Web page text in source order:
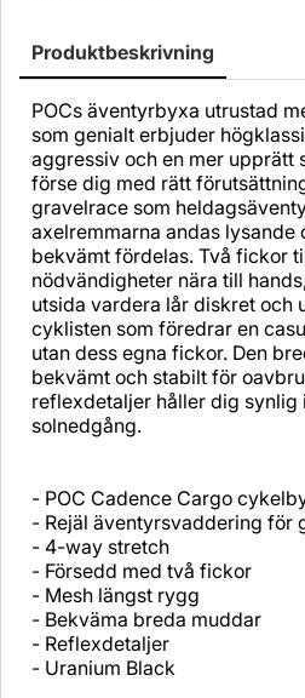
Produktbeskrivning
POCs äventyrbyxa utrustad
som genialt erbjuder
aggressiv och en mer upprätt
förse dig med rätt
gravelrace som
axelremmarna andas
bekvämt fördelas. Två fickor
nödvändigheter nära till
utsida vardera lår diskret och
cyklisten som föredrar en
utan dess egna fickor. Den
bekvämt och stabilt för
reflexdetaljer håller dig synlig
solnedgång.
- POC Cadence Cargo
- Rejäl äventyrsvaddering för
- 4-way stretch
- Försedd med två fickor
- Mesh längst rygg
- Bekväma breda muddar
- Reflexdetaljer
- Uranium Black